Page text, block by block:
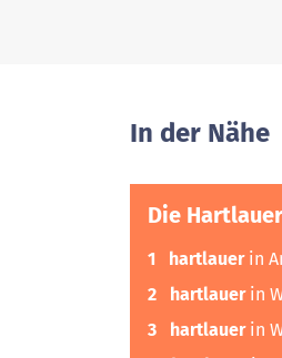
In der Nähe
Die
1 hartlauerin
2 hartlauerin
3
hartlauerin